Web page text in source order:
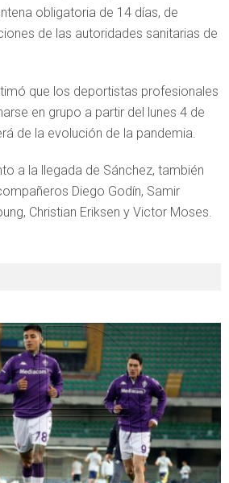
obligatoria de 14 días, de
de las autoridades sanitarias de
que los deportistas profesionales
en grupo a partir del lunes 4 de
de la evolución de la pandemia.
a la llegada de Sánchez, también
Diego Godín, Samir
Christian Eriksen y Victor Moses.